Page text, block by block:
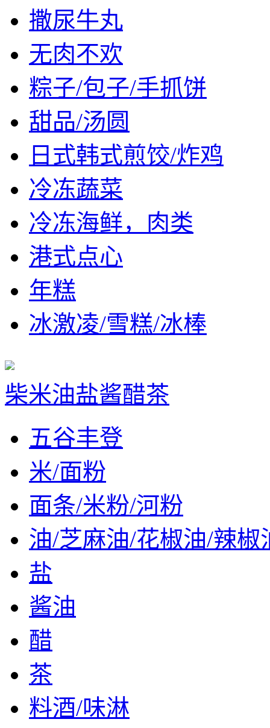
撒尿牛丸
无肉不欢
粽子/包子/手抓饼
甜品/汤圆
日式韩式煎饺/炸鸡
冷冻蔬菜
冷冻海鲜，肉类
港式点心
年糕
冰激凌/雪糕/冰棒
柴米油盐酱醋茶
五谷丰登
米/面粉
面条/米粉/河粉
油/芝麻油/花椒油/辣椒
盐
酱油
醋
茶
料酒/味淋